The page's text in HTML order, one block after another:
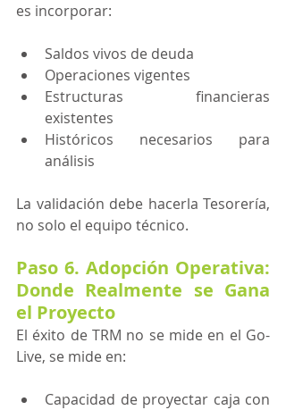
es incorporar:
Saldos vivos de deuda
Operaciones vigentes
Estructuras financieras
existentes
Históricos necesarios para
análisis
La validación debe hacerla Tesorería,
no solo el equipo técnico.
Paso 6. Adopción Operativa:
Donde Realmente se Gana
el Proyecto
El éxito de TRM no se mide en el Go-
Live, se mide en:
Capacidad de proyectar caja con